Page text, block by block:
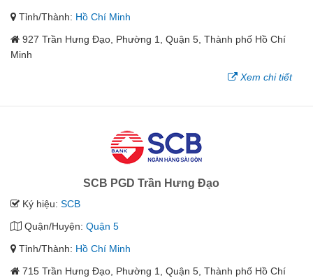
Tỉnh/Thành: Hồ Chí Minh
927 Trần Hưng Đạo, Phường 1, Quận 5, Thành phố Hồ Chí
Minh
Xem chi tiết
SCB PGD Trần Hưng Đạo
Ký hiệu: SCB
Quận/Huyện: Quận 5
Tỉnh/Thành: Hồ Chí Minh
715 Trần Hưng Đạo, Phường 1, Quận 5, Thành phố Hồ Chí